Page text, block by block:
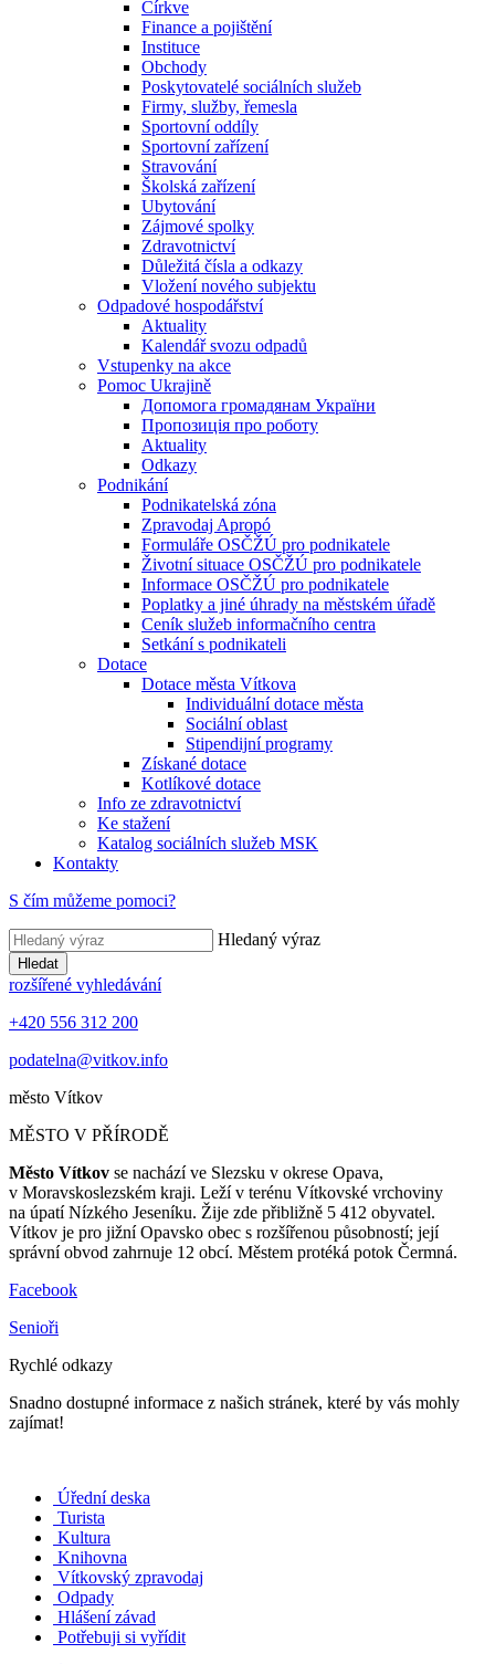
Církve
Finance a pojištění
Instituce
Obchody
Poskytovatelé sociálních služeb
Firmy, služby, řemesla
Sportovní oddíly
Sportovní zařízení
Stravování
Školská zařízení
Ubytování
Zájmové spolky
Zdravotnictví
Důležitá čísla a odkazy
Vložení nového subjektu
Odpadové hospodářství
Aktuality
Kalendář svozu odpadů
Vstupenky na akce
Pomoc Ukrajině
Допомога громадянам України
Пропозиція про роботу
Aktuality
Odkazy
Podnikání
Podnikatelská zóna
Zpravodaj Apropó
Formuláře OSČŽÚ pro podnikatele
Životní situace OSČŽÚ pro podnikatele
Informace OSČŽÚ pro podnikatele
Poplatky a jiné úhrady na městském úřadě
Ceník služeb informačního centra
Setkání s podnikateli
Dotace
Dotace města Vítkova
Individuální dotace města
Sociální oblast
Stipendijní programy
Získané dotace
Kotlíkové dotace
Info ze zdravotnictví
Ke stažení
Katalog sociálních služeb MSK
Kontakty
S čím můžeme pomoci?
Hledaný výraz
Hledat
rozšířené vyhledávání
+420 556 312 200
podatelna@vitkov.info
město Vítkov
MĚSTO V PŘÍRODĚ
Město Vítkov se nachází ve Slezsku v okrese Opava,
v Moravskoslezském kraji. Leží v terénu Vítkovské vrchoviny
na úpatí Nízkého Jeseníku. Žije zde přibližně 5 412 obyvatel.
Vítkov je pro jižní Opavsko obec s rozšířenou působností; její
správní obvod zahrnuje 12 obcí. Městem protéká potok Čermná.
Facebook
Senioři
Rychlé odkazy
Snadno dostupné informace z našich stránek, které by vás mohly
zajímat!
Úřední deska
Turista
Kultura
Knihovna
Vítkovský zpravodaj
Odpady
Hlášení závad
Potřebuji si vyřídit